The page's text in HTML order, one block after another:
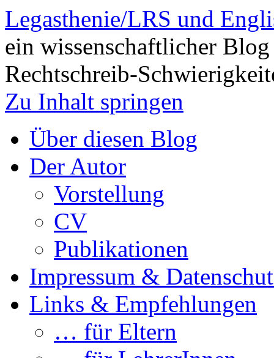
Legasthenie/LRS und
ein wissenschaftlicher
Rechtschreib-
Zu Inhalt springen
Über diesen Blog
Der Autor
Vorstellung
CV
Publikationen
Impressum &
Links & Empfehlungen
… für Eltern